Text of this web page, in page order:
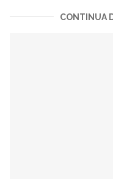
CONTINUA